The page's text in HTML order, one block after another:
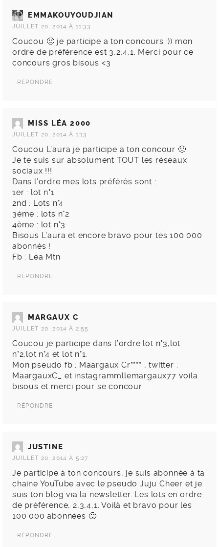
EMMAKOUYOUDJIAN
JUILLET 20, 2014 À 11:33
Coucou 🙂 je participe a ton concours :)) mon
ordre de préférence est 3,2,4,1. Merci pour ce
concours gros bisous <3
RÉPONDRE
MISS LÉA 2000
JUILLET 20, 2014 À 1:13
Coucou L’aura je participe a ton concour 🙂
Je te suis sur absolument TOUT les réseaux
sociaux !!!
Dans l’ordre mes lots préférés sont :
1er : lot n°1
2nd : Lots n°4
3ème : lots n°2
4ème : lot n°3
Bisous L’aura et encore bravo pour tes 100 000
abonnés !
Fb : Léa Mtn
RÉPONDRE
MARGAUX C
JUILLET 20, 2014 À 2:55
Coucou je participe dans l’ordre lot n°3,lot
n°2,lot n°4 et lot n°1.
Mon pseudo fb : Maargaux Cr**** , twitter :
MaargauxC_ et instagrammllemargaux77 voila
bisous et merci pour se concour
RÉPONDRE
JUSTINE
JUILLET 20, 2014 À 5:27
Je participe à ton concours, je suis abonnée à ta
chaine YouTube avec le pseudo Juju Cheer et je
suis ton blog via la newsletter. Les lots en ordre
de préférence, 2,3,4,1. Voilà et bravo pour les
100 000 abonnées 🙂
RÉPONDRE